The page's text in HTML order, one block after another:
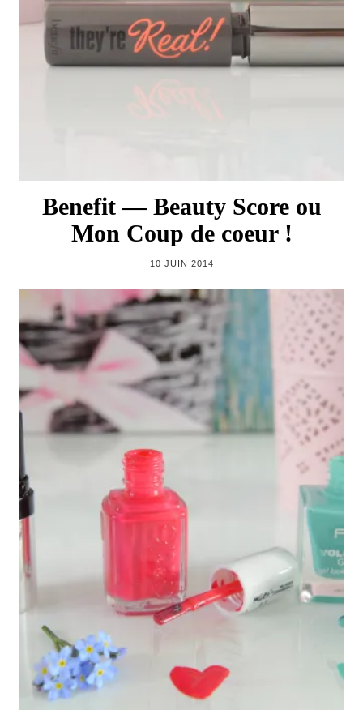
Benefit — Beauty Score ou
Mon Coup de coeur !
10 JUIN 2014